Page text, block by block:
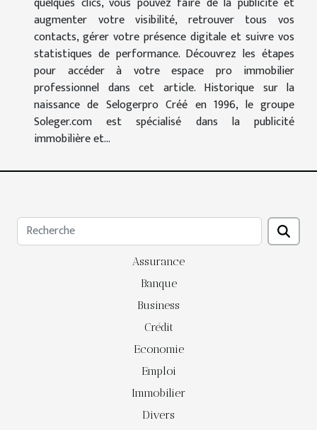
augmenter votre visibilité, retrouver tous vos
contacts, gérer votre présence digitale et suivre vos
statistiques de performance. Découvrez les étapes
pour accéder à votre espace pro immobilier
professionnel dans cet article. Historique sur la
naissance de Selogerpro Créé en 1996, le groupe
Soleger.com est spécialisé dans la publicité
immobilière et...
Assurance
Banque
Business
Crédit
Economie
Emploi
Immobilier
Divers